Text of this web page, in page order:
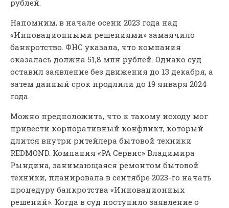
рублей.
Напомним, в начале осени 2023 года над
«Инновационными решениями» замаячило
банкротство. ФНС указала, что компания
оказалась должна 51,8 млн рублей. Однако суд
оставил заявление без движения до 13 декабря, а
затем данный срок продлили до 19 января 2024
года.
Можно предположить, что к такому исходу мог
привести корпоративный конфликт, который
длится внутри ритейлера бытовой техники
REDMOND. Компания «РА Сервис» Владимира
Рындина, занимающаяся ремонтом бытовой
техники, планировала в сентябре 2023-го начать
процедуру банкротства «Инновационных
решений». Когда в суд поступило заявление о